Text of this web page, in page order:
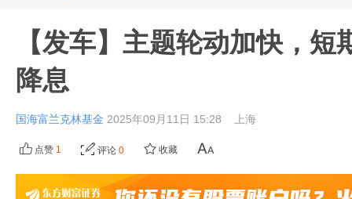
【发车】主题轮动加快，短
降息
国海富兰克林基金 2025年09月11日 15:28 上海
点赞 1 评论 0 收藏